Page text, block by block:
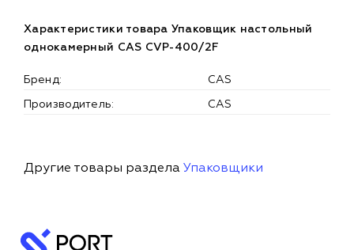
Характеристики товара Упаковщик настольный
однокамерный CAS CVP-400/2F
Бренд: CAS
Производитель: CAS
Другие товары раздела Упаковщики